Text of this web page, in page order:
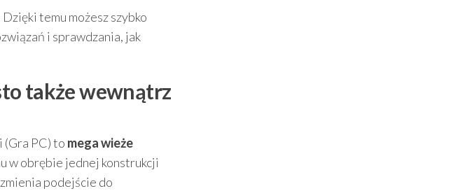
temu możesz szybko
i sprawdzania, jak
także wewnątrz
(Gra PC) to mega wieże
w obrębie jednej konstrukcji
podejście do